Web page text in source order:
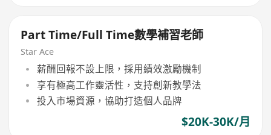
Part Time/Full Time數學補習老師
Star Ace
薪酬回報不設上限，採用績效激勵機制
享有極高工作靈活性，支持創新教學法
投入市場資源，協助打造個人品牌
$20K-30K/月